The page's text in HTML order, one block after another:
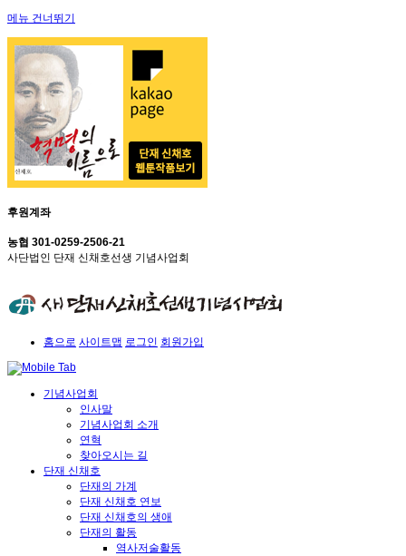
메뉴 건너뛰기
후원계좌
농협 301-0259-2506-21
사단법인 단재 신채호선생 기념사업회
홈으로 사이트맵 로그인 회원가입
기념사업회
인사말
기념사업회 소개
연혁
찾아오시는 길
단재 신채호
단재의 가계
단재 신채호 연보
단재 신채호의 생애
단재의 활동
역사저술활동